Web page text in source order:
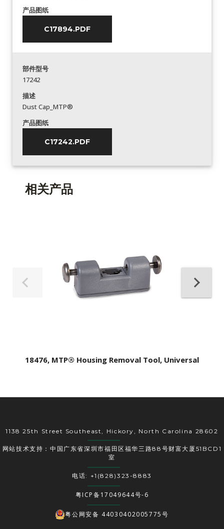
产品图纸
C17894.PDF
部件型号
17242
描述
Dust Cap_MTP®
产品图纸
C17242.PDF
相关产品
18476, MTP® Housing Removal Tool, Universal
1138 25th Street Southeast, Hickory, North Carolina 28602
网站技术支持：中国广东省深圳市福田区福华三路88号财富大厦51BCD1
室
电话: +1(828)323-8883
粤ICP备17049644号-6
粤公网安备 44030402005775号